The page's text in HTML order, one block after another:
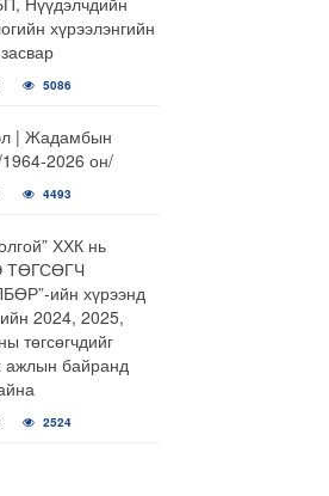
хүрээлэнгийн
5086
| Жадамбын
2026 он/
4493
ХХК нь
ТӨГСӨГЧ
ийн хүрээнд
2024, 2025,
төгсөгчдийг
ажлын байранд
2524